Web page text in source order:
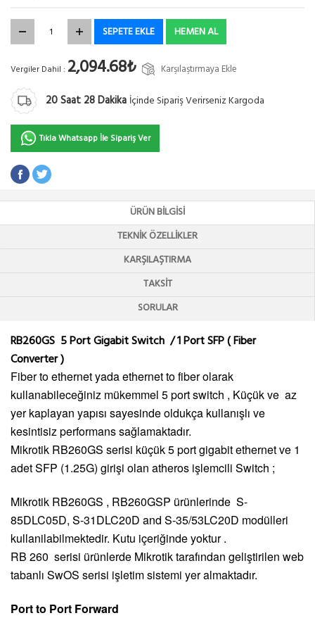
SEPETE EKLE HEMEN AL
Vergiler Dahil : 2,094.68₺ Karşılaştırmaya Ekle
20Saat 28Dakika İçinde Sipariş Verirseniz Kargoda
Tıkla Whatsapp İle Sipariş Ver
ÜRÜN BILGISI
TEKNIK ÖZELLIKLER
KARŞILAŞTIRMA
TAKSIT
SORULAR
RB260GS 5 Port Gigabit Switch / 1 Port SFP ( Fiber
Converter )
Fiber to ethernet yada ethernet to fiber olarak
kullanabileceğiniz mükemmel 5 port switch , Küçük ve az
yer kaplayan yapısı sayesinde oldukça kullanışlı ve
kesintisiz performans sağlamaktadır.
Mikrotik RB260GS serisi küçük 5 port gigabit ethernet ve 1
adet SFP (1.25G) girişi olan atheros işlemcili Switch ;
Mikrotik RB260GS , RB260GSP ürünlerinde S-
85DLC05D, S-31DLC20D and S-35/53LC20D modülleri
kullanilabilmektedir. Kutu içeriğinde yoktur .
RB 260 serisi ürünlerde Mikrotik tarafından geliştirilen web
tabanlı SwOS serisi işletim sistemi yer almaktadır.
Port to Port Forward